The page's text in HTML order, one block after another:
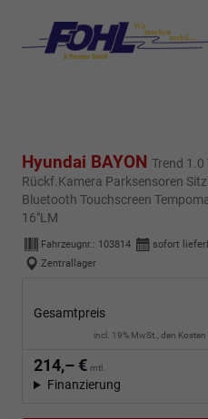
Hyundai BAYON Trend 1.0
Rückf.Kamera Parksensoren
Bluetooth Touchscreen
16"LM
Fahrzeugnr.: 103814 sofort
Zentrallager
Gesamtpreis
incl. 19% MwSt., den
214,– € mtl.
Finanzierung